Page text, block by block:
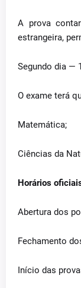
A prova
estrangeira,
Segundo dia —
O exame terá
Matemática;
Ciências da
Horários
Abertura dos
Fechamento
Início das